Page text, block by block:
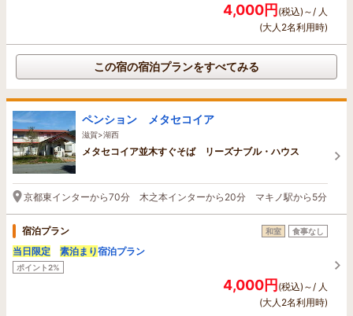
4,000円(税込)～/ 人
(大人2名利用時)
この宿の宿泊プランをすべてみる
ペンション メタセコイア
滋賀>湖西
メタセコイア並木すぐそば リーズナブル・ハウス
京都東インターから70分 木之本インターから20分 マキノ駅から5分
宿泊プラン 和室 食事なし
当日限定 素泊まり宿泊プラン
ポイント2%
4,000円(税込)～/ 人
(大人2名利用時)